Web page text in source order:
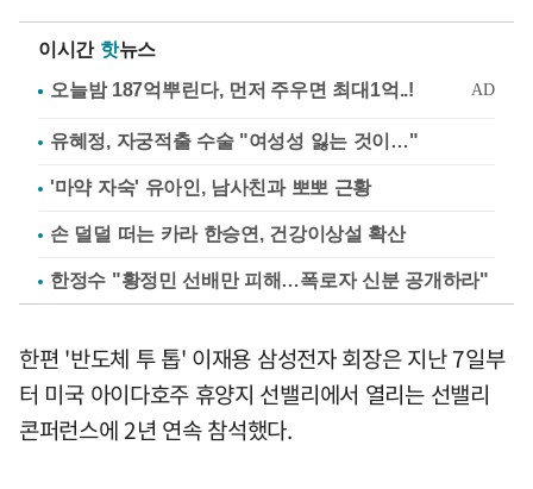
이시간 핫뉴스
유혜정, 자궁적출 수술 "여성성 잃는 것이…"
'마약 자숙' 유아인, 남사친과 뽀뽀 근황
손 덜덜 떠는 카라 한승연, 건강이상설 확산
한정수 "황정민 선배만 피해…폭로자 신분 공개하라"
한편 '반도체 투 톱' 이재용 삼성전자 회장은 지난 7일부
터 미국 아이다호주 휴양지 선밸리에서 열리는 선밸리
콘퍼런스에 2년 연속 참석했다.